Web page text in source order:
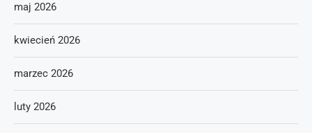
maj 2026
kwiecień 2026
marzec 2026
luty 2026